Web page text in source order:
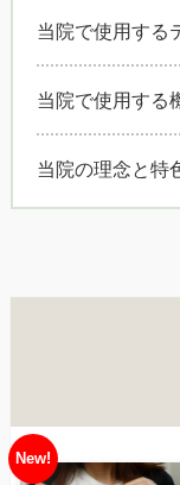
当院で使用する
当院で使用する
当院の理念と特